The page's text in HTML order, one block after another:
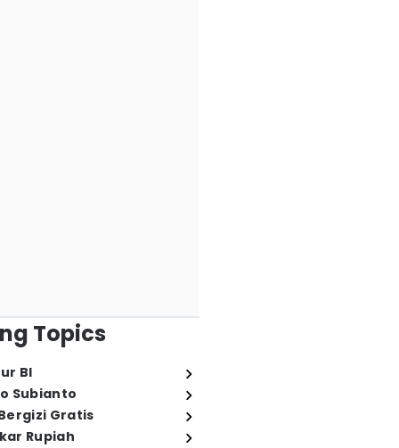
Topics
BI
Subianto
Gratis
Rupiah